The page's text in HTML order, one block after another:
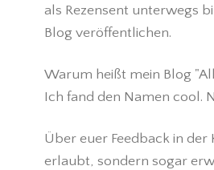
als Rezensent unterwegs
Blog veröffentlichen.
Warum heißt mein Blog
Ich fand den Namen cool.
Über euer Feedback in
erlaubt, sondern sogar